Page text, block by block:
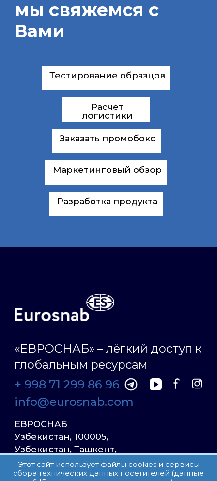
мы свяжемся с
Вами
Тестирование образцов
Расчет
логистики
Заказать промобокс
Маркетинговый обзор
Разработка продукта
«ЕВРОСНАБ» – лёгкий доступ к
глобальным ресурсам
+ 998 71 299 86 96
info@eurosnab.com
ЕВРОСНАБ
Узбекистан, 100005,
Узбекистан, Ташкент,
Улица Фаргона Йули
23, дом 31
Этот сайт использует файлы cookies и сервисы
сбора технических данных посетителей (данные